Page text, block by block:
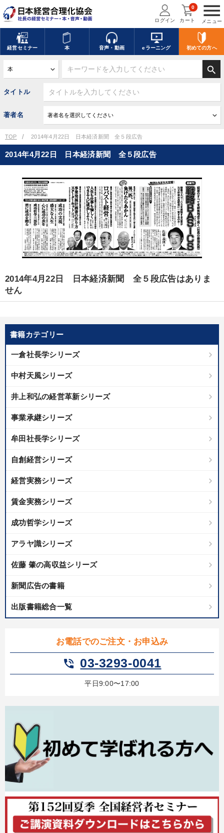
menu
メニュー
ログイン カート
0
経営セミナー 本 音声・動画 eラーニング 初めての方へ
search
タイトル
著者名
TOP 2014年4月22日 日本経済新聞 全５段広告
書籍カテゴリー
一倉社長学シリーズ
中村天風シリーズ
井上和弘の経営革新シリーズ
事業承継シリーズ
牟田社長学シリーズ
自創経営シリーズ
経営実務シリーズ
賃金実務シリーズ
成功哲学シリーズ
アラヤ識シリーズ
佐藤 肇の高収益シリーズ
新聞広告の書籍
出版書籍総合一覧
お電話でのご注文・お申込み
phone_in_talk 03-3293-0041
平日9:00〜17:00
2014年4月22日 日本経済新聞 全５段広告
2014年4月22日 日本経済新聞 全５段広告はありま
せん